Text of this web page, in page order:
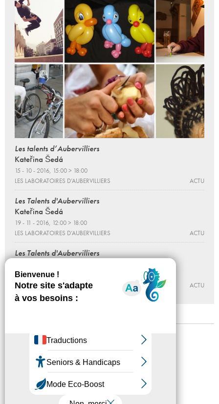
Les talents d’Aubervilliers
Kateřina Šedá
15 - 10 - 2016, 15:00 > 18:00
LES LABORATOIRES D’AUBERVILLIERS
ACTU
Les Talents d'Aubervilliers
Kateřina Šedá
19 - 11 - 2016, 12:00 > 18:00
LES LABORATOIRES D’AUBERVILLIERS
ACTU
Les Talents d'Aubervilliers
26 - 11 - 2016, 18:00
LES LABORATOIRES D’AUBERVILLIERS
ACTU
Mentions légales
Accessibilité